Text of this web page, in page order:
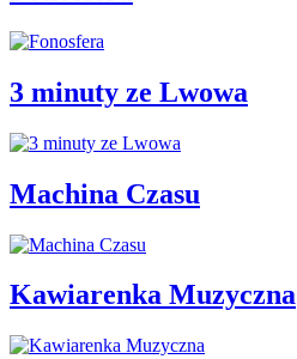
3 minuty ze Lwowa
Machina Czasu
Kawiarenka Muzyczna